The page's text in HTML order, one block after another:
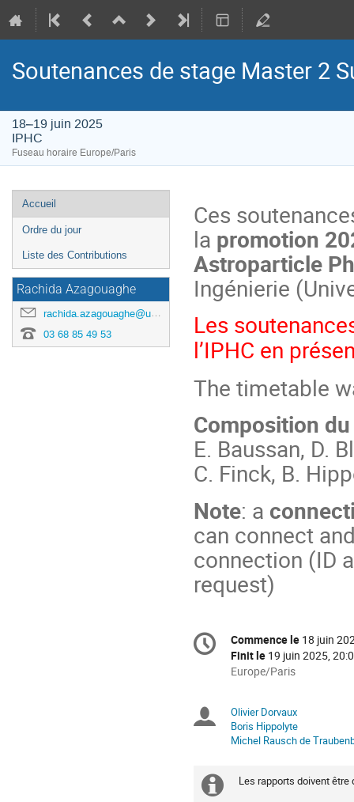
Soutenances de stage Master 2
18–19 juin 2025
IPHC
Fuseau horaire Europe/Paris
Menu
de
l'événement
Accueil
Ordre du jour
Liste des Contributions
Rachida Azagouaghe
rachida.azagouaghe@unistra.fr
03 68 85 49 53
Ces
la promotion
Astroparticle
Ingénierie
Les
l’IPHC en
The timetable
Composition
E. Baussan, D.
C. Finck, B.
Note: a
can connect
connection (ID
request)
Information
de
Date/Heure
Commence le 18 juin
Finit le 19 juin 2025,
Toutes
sont
en
Europe/Paris
Présidents
de
séance
Olivier Dorvaux
Boris Hippolyte
Michel Rausch de
Information
Les rapports doivent